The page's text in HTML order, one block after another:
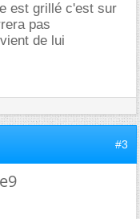
est grillé c'est sur
pas
de lui
#3